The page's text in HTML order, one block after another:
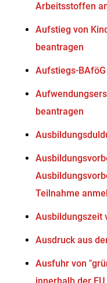
Arbeitsstoffen
Aufstieg von
beantragen
Aufstiegs-
beantragen
Teilnahme
Ausbildungszeit
Ausdruck aus
Ausfuhr von